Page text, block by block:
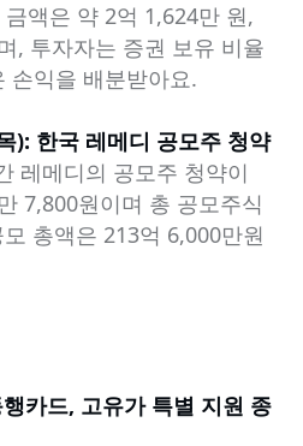
액은 약 2억 1,624만 원,
, 투자자는 증권 보유 비율
손익을 배분받아요.
): 한국 레메디 공모주 청약
레메디의 공모주 청약이
7,800원이며 총 공모주식
총액은 213억 6,000만원
카드, 고유가 특별 지원 종